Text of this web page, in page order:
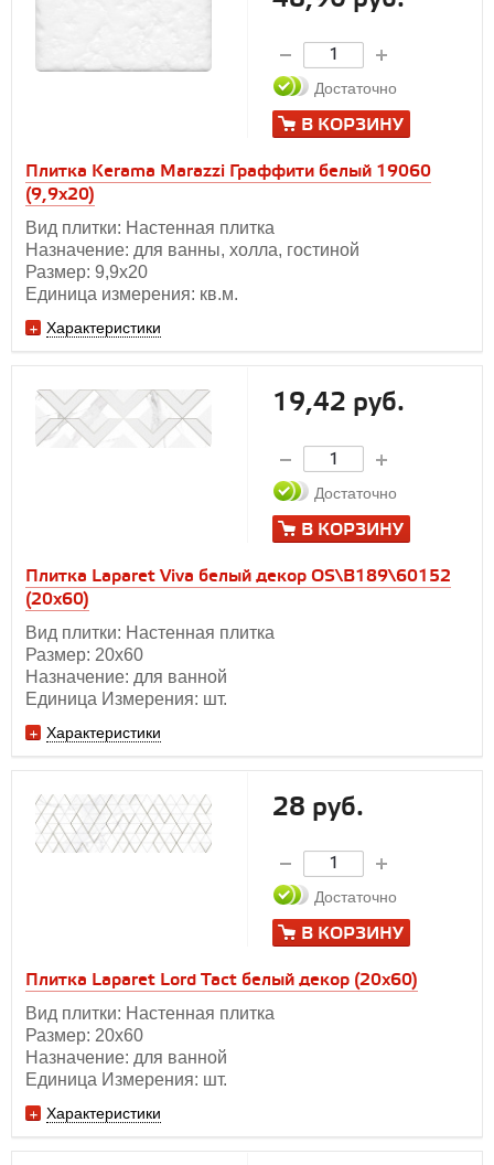
Плитка Kerama Marazzi Граффити белый 19060
(9,9х20)
Вид плитки: Настенная плитка
Назначение: для ванны, холла, гостиной
Размер: 9,9х20
Единица измерения: кв.м.
Характеристики
Достаточно
В КОРЗИНУ
Плитка Laparet Viva белый декор OS\B189\60152
(20х60)
Вид плитки: Настенная плитка
Размер: 20х60
Назначение: для ванной
Единица Измерения: шт.
Характеристики
19,42 руб.
Достаточно
В КОРЗИНУ
Плитка Laparet Lord Tact белый декор (20х60)
Вид плитки: Настенная плитка
Размер: 20х60
Назначение: для ванной
Единица Измерения: шт.
Характеристики
28 руб.
Достаточно
В КОРЗИНУ